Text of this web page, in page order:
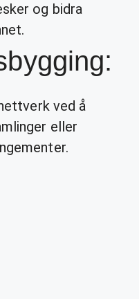
og bidra
ved å
eller